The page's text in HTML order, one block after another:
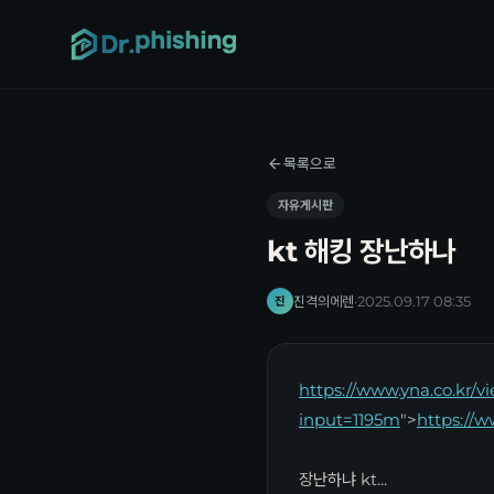
목록으로
자유게시판
kt 해킹 장난하나
진 진격의에렌·2025.09.17 08:35
https://www.yna.co.kr/
input=1195m">https://
장난하냐 kt...